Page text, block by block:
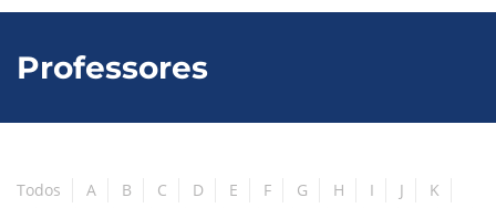
Professores
Todos A B C D E F G H I J
K